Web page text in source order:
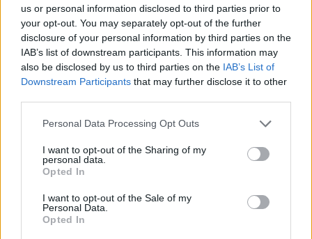
us or personal information disclosed to third parties prior to
your opt-out. You may separately opt-out of the further
disclosure of your personal information by third parties on the
IAB’s list of downstream participants. This information may
also be disclosed by us to third parties on the IAB’s List of
Downstream Participants that may further disclose it to other
Personal Data Processing Opt Outs
I want to opt-out of the Sharing of my
personal data.
Opted In
I want to opt-out of the Sale of my
Personal Data.
Opted In
Ψηφιακό Δελτίο Αποστολής: Τι αλλάζει στις